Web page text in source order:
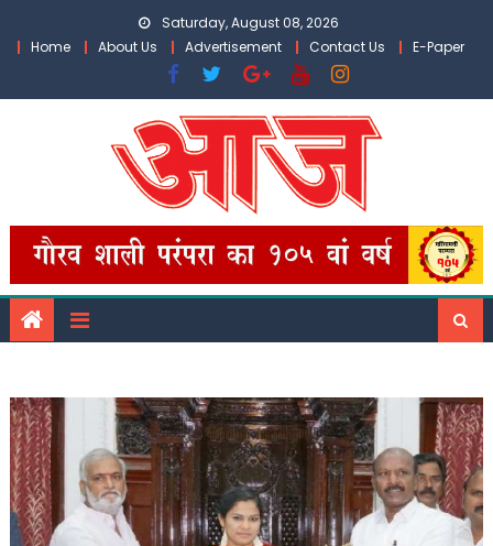
Saturday, August 08, 2026
Home
About Us Advertisement Contact Us E-Paper